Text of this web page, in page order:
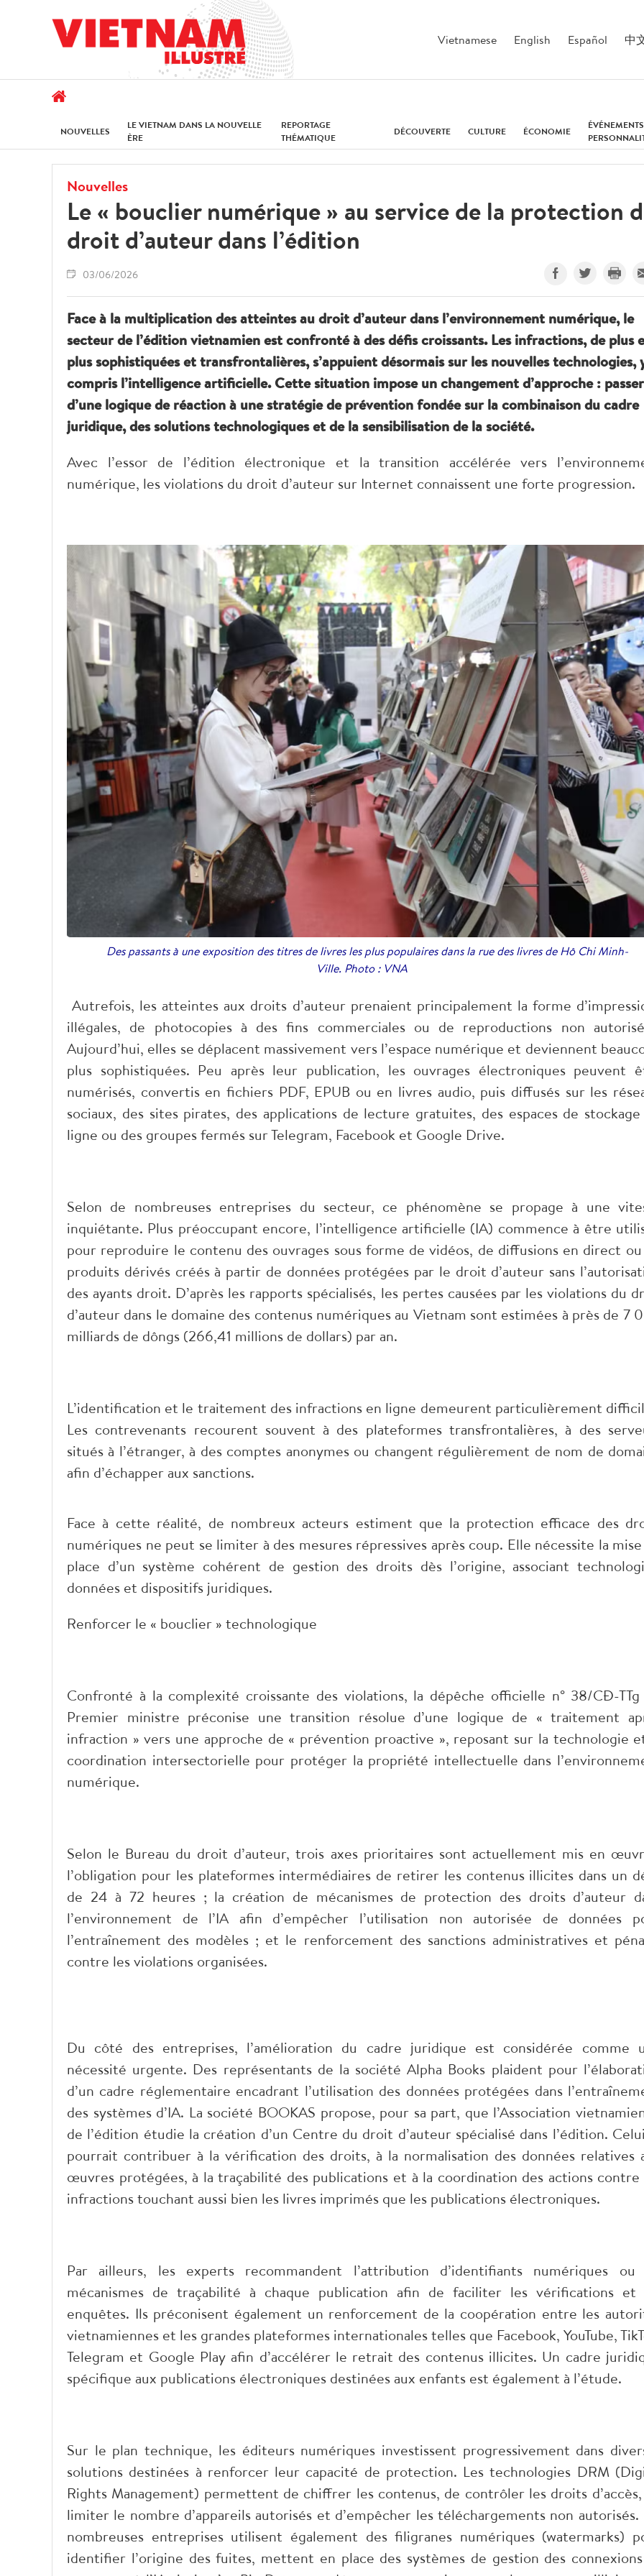
Vietnamese English Español 中
NOUVELLES
LE VIETNAM DANS LA NOUVELLE
ÈRE
REPORTAGE
THÉMATIQUE
DÉCOUVERTE CULTURE ÉCONOMIE
Nouvelles
Le « bouclier numérique » au service de la protection
droit d’auteur dans l’édition
03/06/2026
Face à la multiplication des atteintes au droit d’auteur dans l’environnement numérique, le
secteur de l’édition vietnamien est confronté à des défis croissants. Les infractions, de plus
plus sophistiquées et transfrontalières, s’appuient désormais sur les nouvelles technologies,
compris l’intelligence artificielle. Cette situation impose un changement d’approche : passer
d’une logique de réaction à une stratégie de prévention fondée sur la combinaison du cadre
juridique, des solutions technologiques et de la sensibilisation de la société.
Avec l’essor de l’édition électronique et la transition accélérée vers
numérique, les violations du droit d’auteur sur Internet connaissent une forte progression.
Des passants à une exposition des titres de livres les plus populaires dans la rue des livres de Hô Chi Minh-
Ville. Photo : VNA
Autrefois, les atteintes aux droits d’auteur prenaient principalement la forme
illégales, de photocopies à des fins commerciales ou de reproductions non
Aujourd’hui, elles se déplacent massivement vers l’espace numérique et deviennent
plus sophistiquées. Peu après leur publication, les ouvrages électroniques peuvent
numérisés, convertis en fichiers PDF, EPUB ou en livres audio, puis diffusés sur les
sociaux, des sites pirates, des applications de lecture gratuites, des espaces de
ligne ou des groupes fermés sur Telegram, Facebook et Google Drive.
Selon de nombreuses entreprises du secteur, ce phénomène se propage à une
inquiétante. Plus préoccupant encore, l’intelligence artificielle (IA) commence à être
pour reproduire le contenu des ouvrages sous forme de vidéos, de diffusions en direct
produits dérivés créés à partir de données protégées par le droit d’auteur sans
des ayants droit. D’après les rapports spécialisés, les pertes causées par les violations du
d’auteur dans le domaine des contenus numériques au Vietnam sont estimées à près de 7
milliards de dôngs (266,41 millions de dollars) par an.
L’identification et le traitement des infractions en ligne demeurent particulièrement
Les contrevenants recourent souvent à des plateformes transfrontalières, à des
situés à l’étranger, à des comptes anonymes ou changent régulièrement de nom de
afin d’échapper aux sanctions.
Face à cette réalité, de nombreux acteurs estiment que la protection efficace des
numériques ne peut se limiter à des mesures répressives après coup. Elle nécessite la
place d’un système cohérent de gestion des droits dès l’origine, associant
données et dispositifs juridiques.
Renforcer le « bouclier » technologique
Confronté à la complexité croissante des violations, la dépêche officielle n° 38/CĐ-TTg
Premier ministre préconise une transition résolue d’une logique de « traitement
infraction » vers une approche de « prévention proactive », reposant sur la technologie
coordination intersectorielle pour protéger la propriété intellectuelle dans
numérique.
Selon le Bureau du droit d’auteur, trois axes prioritaires sont actuellement mis en
l’obligation pour les plateformes intermédiaires de retirer les contenus illicites dans un
de 24 à 72 heures ; la création de mécanismes de protection des droits d’auteur
l’environnement de l’IA afin d’empêcher l’utilisation non autorisée de données
l’entraînement des modèles ; et le renforcement des sanctions administratives et
contre les violations organisées.
Du côté des entreprises, l’amélioration du cadre juridique est considérée comme
nécessité urgente. Des représentants de la société Alpha Books plaident pour
d’un cadre réglementaire encadrant l’utilisation des données protégées dans
des systèmes d’IA. La société BOOKAS propose, pour sa part, que l’Association
de l’édition étudie la création d’un Centre du droit d’auteur spécialisé dans l’édition.
pourrait contribuer à la vérification des droits, à la normalisation des données relatives
œuvres protégées, à la traçabilité des publications et à la coordination des actions contre
infractions touchant aussi bien les livres imprimés que les publications électroniques.
Par ailleurs, les experts recommandent l’attribution d’identifiants numériques ou
mécanismes de traçabilité à chaque publication afin de faciliter les vérifications et
enquêtes. Ils préconisent également un renforcement de la coopération entre les
vietnamiennes et les grandes plateformes internationales telles que Facebook, YouTube,
Telegram et Google Play afin d’accélérer le retrait des contenus illicites. Un cadre
spécifique aux publications électroniques destinées aux enfants est également à l’étude.
Sur le plan technique, les éditeurs numériques investissent progressivement dans
solutions destinées à renforcer leur capacité de protection. Les technologies DRM
Rights Management) permettent de chiffrer les contenus, de contrôler les droits
limiter le nombre d’appareils autorisés et d’empêcher les téléchargements non autorisés.
nombreuses entreprises utilisent également des filigranes numériques (watermarks)
identifier l’origine des fuites, mettent en place des systèmes de gestion des